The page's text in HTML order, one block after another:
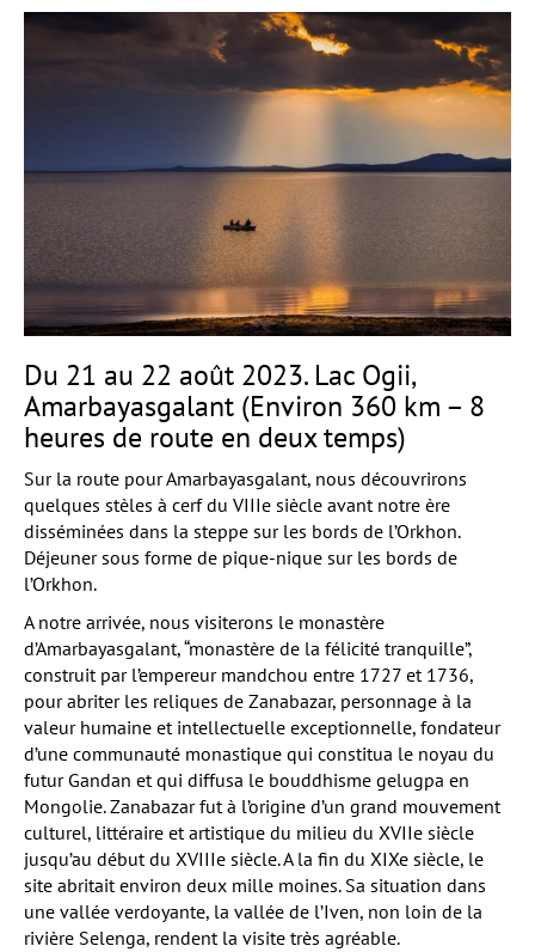
Du 21 au 22 août 2023. Lac Ogii,
Amarbayasgalant (Environ 360 km – 8
heures de route en deux temps)
Sur la route pour Amarbayasgalant, nous découvrirons
quelques stèles à cerf du VIIIe siècle avant notre ère
disséminées dans la steppe sur les bords de l’Orkhon.
Déjeuner sous forme de pique-nique sur les bords de
l’Orkhon.
A notre arrivée, nous visiterons le monastère
d’Amarbayasgalant, “monastère de la félicité tranquille”,
construit par l’empereur mandchou entre 1727 et 1736,
pour abriter les reliques de Zanabazar, personnage à la
valeur humaine et intellectuelle exceptionnelle, fondateur
d’une communauté monastique qui constitua le noyau du
futur Gandan et qui diffusa le bouddhisme gelugpa en
Mongolie. Zanabazar fut à l’origine d’un grand mouvement
culturel, littéraire et artistique du milieu du XVIIe siècle
jusqu’au début du XVIIIe siècle. A la fin du XIXe siècle, le
site abritait environ deux mille moines. Sa situation dans
une vallée verdoyante, la vallée de l’Iven, non loin de la
rivière Selenga, rendent la visite très agréable.